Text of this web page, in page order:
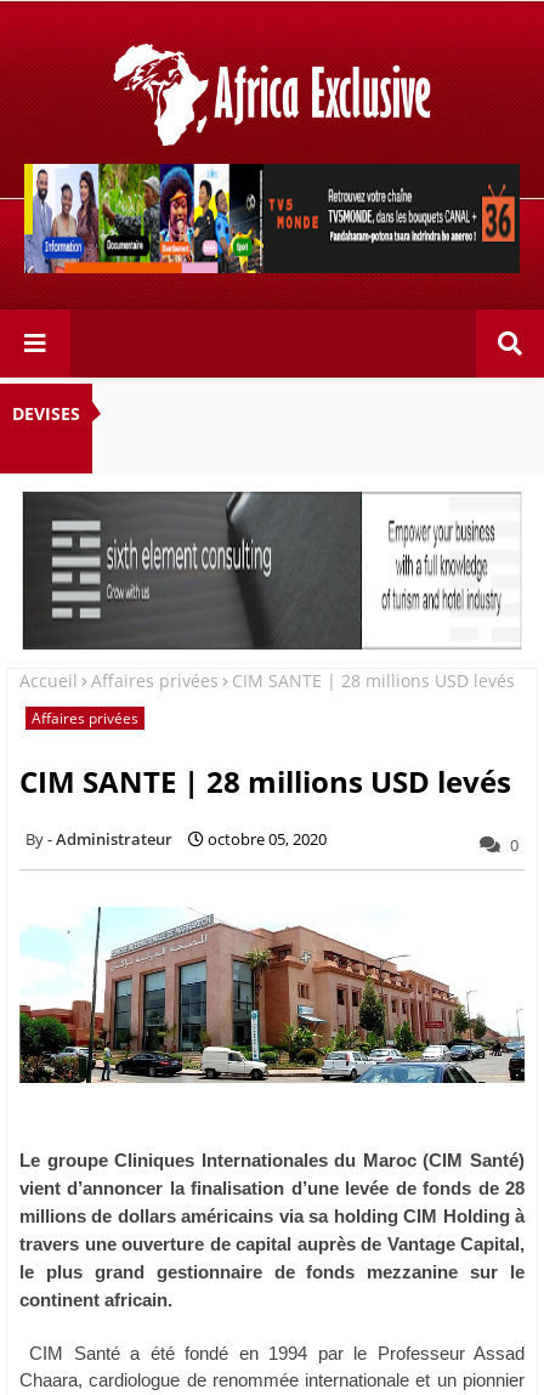
Retrouvez votre chaîne @TV5MONDE, dans les bouquets
CANAL+ 36 . Fandaharam-potoana tsara indrindra ho
anareo!
DEVISES
Accueil Affaires privées CIM SANTE | 28 millions USD levés
Affaires privées
CIM SANTE | 28 millions USD levés
Administrateur octobre 05, 2020 0
Le groupe Cliniques Internationales du Maroc (CIM Santé)
vient d’annoncer la finalisation d’une levée de fonds de 28
millions de dollars américains via sa holding CIM Holding à
travers une ouverture de capital auprès de Vantage Capital,
le plus grand gestionnaire de fonds mezzanine sur le
continent africain.
CIM Santé a été fondé en 1994 par le Professeur Assad
Chaara, cardiologue de renommée internationale et un pionnier